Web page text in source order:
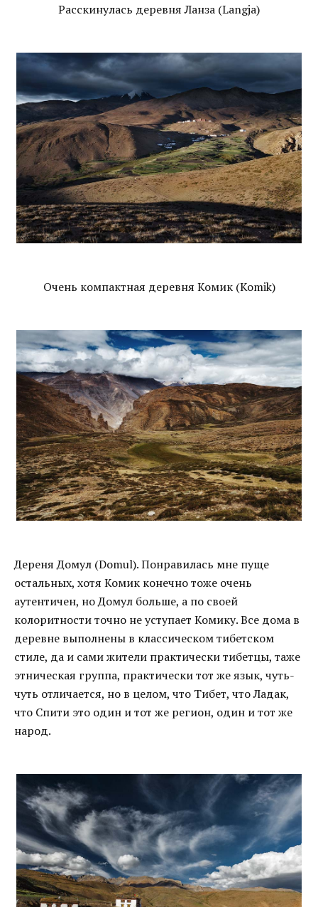
Расскинулась деревня Ланза (Langja)
Очень компактная деревня Комик (Komik)
Дереня Домул (Domul). Понравилась мне пуще
остальных, хотя Комик конечно тоже очень
аутентичен, но Домул больше, а по своей
колоритности точно не уступает Комику. Все дома в
деревне выполнены в классическом тибетском
стиле, да и сами жители практически тибетцы, таже
этническая группа, практически тот же язык, чуть-
чуть отличается, но в целом, что Тибет, что Ладак,
что Спити это один и тот же регион, один и тот же
народ.